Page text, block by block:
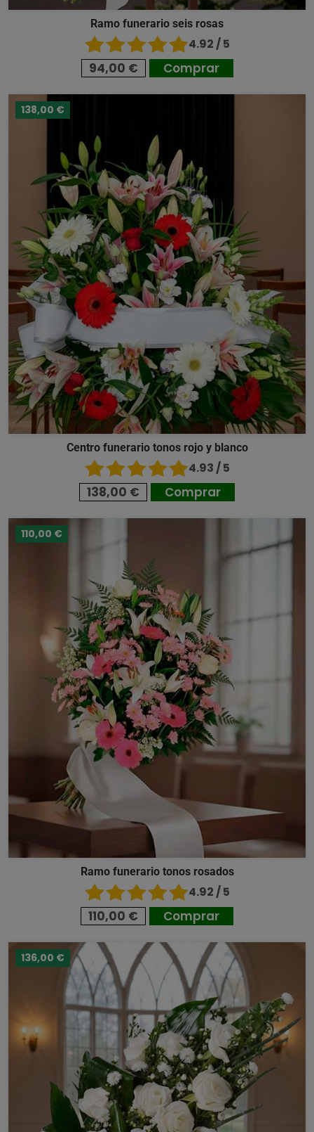
Ramo funerario seis rosas
4.92 / 5
94,00 € Comprar
138,00 €
Centro funerario tonos rojo y blanco
4.93 / 5
138,00 € Comprar
110,00 €
Ramo funerario tonos rosados
4.92 / 5
110,00 € Comprar
136,00 €